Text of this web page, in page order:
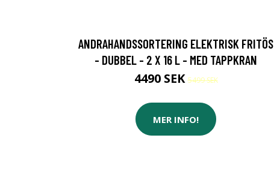
ANDRAHANDSSORTERING ELEKTRISK FRITÖS
- DUBBEL - 2 X 16 L - MED TAPPKRAN
4490 SEK5499 SEK
MER INFO!